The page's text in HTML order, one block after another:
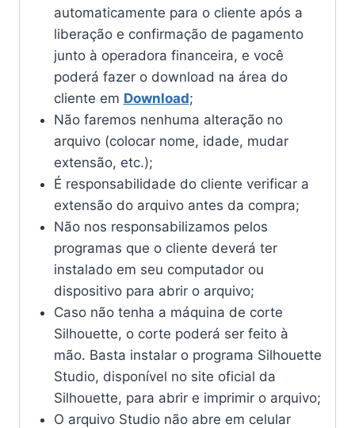
automaticamente para o cliente após a
liberação e confirmação de pagamento
junto à operadora financeira, e você
poderá fazer o download na área do
cliente em Download;
Não faremos nenhuma alteração no
arquivo (colocar nome, idade, mudar
extensão, etc.);
É responsabilidade do cliente verificar a
extensão do arquivo antes da compra;
Não nos responsabilizamos pelos
programas que o cliente deverá ter
instalado em seu computador ou
dispositivo para abrir o arquivo;
Caso não tenha a máquina de corte
Silhouette, o corte poderá ser feito à
mão. Basta instalar o programa Silhouette
Studio, disponível no site oficial da
Silhouette, para abrir e imprimir o arquivo;
O arquivo Studio não abre em celular